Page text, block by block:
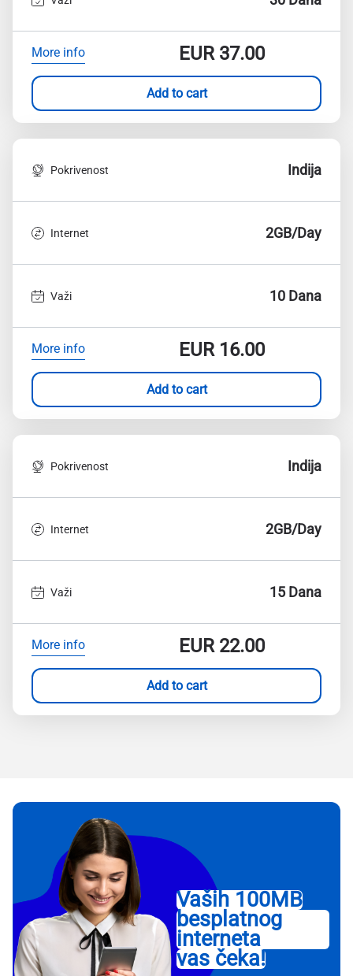
More info EUR37.00
Add to cart
Pokrivenost Indija
Internet 2GB/Day
Važi 10 Dana
More info EUR16.00
Add to cart
Pokrivenost Indija
Internet 2GB/Day
Važi 15 Dana
More info EUR22.00
Add to cart
Vaših 100MB
besplatnog
interneta
vas čeka!